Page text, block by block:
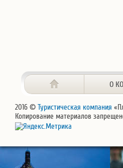
О
2016 © Туристическая компания
Копирование материалов